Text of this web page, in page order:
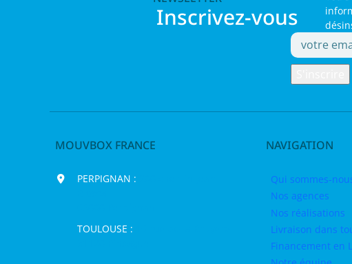
Inscrivez-vous
MOUVBOX FRANCE
PERPIGNAN :
TOULOUSE :
NAVIGATION
Qui sommes-
Nos agences
Nos réalisations
Livraison dans
Financement en